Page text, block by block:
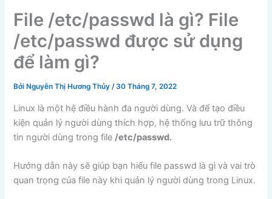
File /etc/passwd là gì? File
/etc/passwd được sử dụng
để làm gì?
Bởi Nguyễn Thị Hương Thủy/30 Tháng 7, 2022
Linux là một hệ điều hành đa người dùng. Và để tạo điều
kiện quản lý người dùng thích hợp, hệ thống lưu trữ thông
tin người dùng trong file/etc/passwd.
Hướng dẫn này sẽ giúp bạn hiểu file passwd là gì và vai trò
quan trọng của file này khi quản lý người dùng trong Linux.